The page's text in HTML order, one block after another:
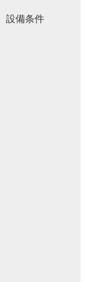
設備条件